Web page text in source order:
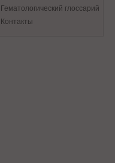
Гематологический глоссарий
Контакты